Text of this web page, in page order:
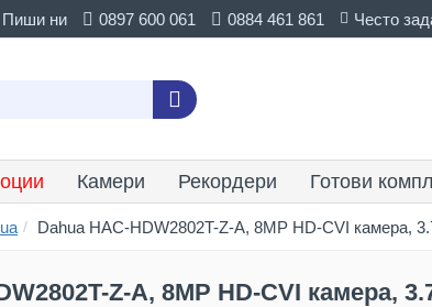
Пиши ни 0897 600 061 0884 461 861 Често
Камери Рекордери Готови
Dahua HAC-HDW2802T-Z-A, 8MP HD-CVI камера,
Z-A, 8MP HD-CVI камера,